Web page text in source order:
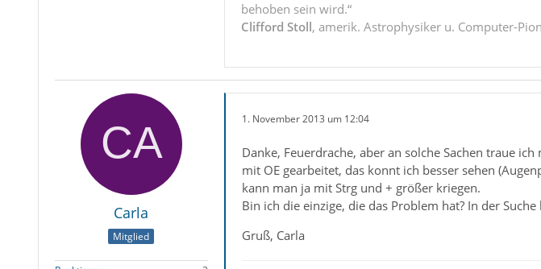
behoben sein wird.“
Clifford Stoll, amerik. Astrophysiker u. Computer-
Carla
Mitglied
1. November 2013 um 12:04
Danke, Feuerdrache, aber an solche Sachen traue
mit OE gearbeitet, das konnt ich besser sehen
kann man ja mit Strg und + größer kriegen.
Bin ich die einzige, die das Problem hat? In der
Gruß, Carla